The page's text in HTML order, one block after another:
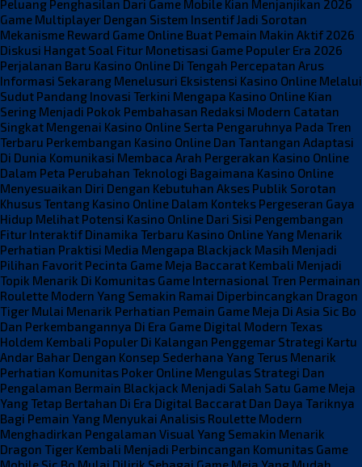
Peluang Penghasilan Dari Game Mobile Kian Menjanjikan 2026
Game Multiplayer Dengan Sistem Insentif Jadi Sorotan
Mekanisme Reward Game Online Buat Pemain Makin Aktif 2026
Diskusi Hangat Soal Fitur Monetisasi Game Populer Era 2026
Perjalanan Baru Kasino Online Di Tengah Percepatan Arus
Informasi Sekarang Menelusuri Eksistensi Kasino Online Melalui
Sudut Pandang Inovasi Terkini Mengapa Kasino Online Kian
Sering Menjadi Pokok Pembahasan Redaksi Modern Catatan
Singkat Mengenai Kasino Online Serta Pengaruhnya Pada Tren
Terbaru Perkembangan Kasino Online Dan Tantangan Adaptasi
Di Dunia Komunikasi Membaca Arah Pergerakan Kasino Online
Dalam Peta Perubahan Teknologi Bagaimana Kasino Online
Menyesuaikan Diri Dengan Kebutuhan Akses Publik Sorotan
Khusus Tentang Kasino Online Dalam Konteks Pergeseran Gaya
Hidup Melihat Potensi Kasino Online Dari Sisi Pengembangan
Fitur Interaktif Dinamika Terbaru Kasino Online Yang Menarik
Perhatian Praktisi Media Mengapa Blackjack Masih Menjadi
Pilihan Favorit Pecinta Game Meja Baccarat Kembali Menjadi
Topik Menarik Di Komunitas Game Internasional Tren Permainan
Roulette Modern Yang Semakin Ramai Diperbincangkan Dragon
Tiger Mulai Menarik Perhatian Pemain Game Meja Di Asia Sic Bo
Dan Perkembangannya Di Era Game Digital Modern Texas
Holdem Kembali Populer Di Kalangan Penggemar Strategi Kartu
Andar Bahar Dengan Konsep Sederhana Yang Terus Menarik
Perhatian Komunitas Poker Online Mengulas Strategi Dan
Pengalaman Bermain Blackjack Menjadi Salah Satu Game Meja
Yang Tetap Bertahan Di Era Digital Baccarat Dan Daya Tariknya
Bagi Pemain Yang Menyukai Analisis Roulette Modern
Menghadirkan Pengalaman Visual Yang Semakin Menarik
Dragon Tiger Kembali Menjadi Perbincangan Komunitas Game